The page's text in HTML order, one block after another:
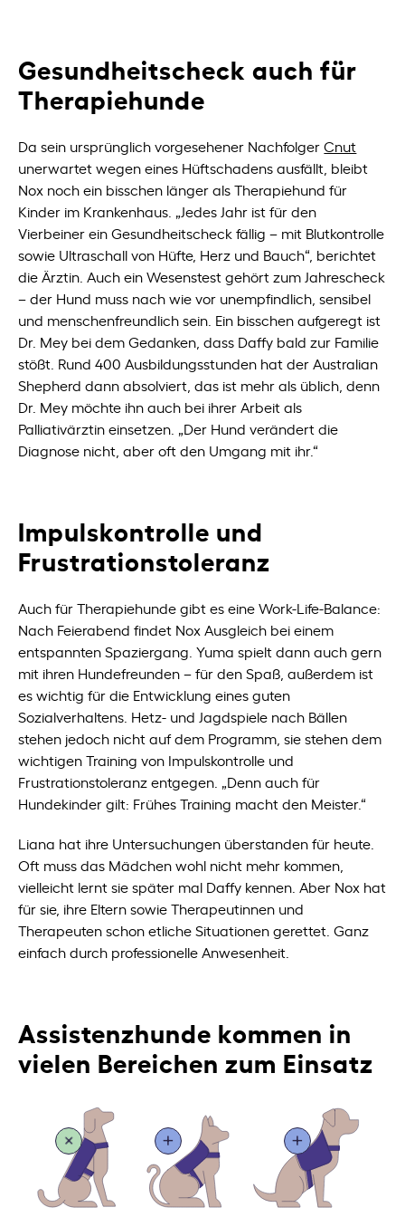
Gesundheitscheck auch für
Therapiehunde
Da sein ursprünglich vorgesehener NachfolgerCnut
unerwartet wegen eines Hüftschadens ausfällt, bleibt
Nox noch ein bisschen länger als Therapiehund für
Kinder im Krankenhaus. „Jedes Jahr ist für den
Vierbeiner ein Gesundheitscheck fällig – mit Blutkontrolle
sowie Ultraschall von Hüfte, Herz und Bauch“, berichtet
die Ärztin. Auch ein Wesenstest gehört zum Jahrescheck
– der Hund muss nach wie vor unempfindlich, sensibel
und menschenfreundlich sein. Ein bisschen aufgeregt ist
Dr. Mey bei dem Gedanken, dass Daffy bald zur Familie
stößt. Rund 400 Ausbildungsstunden hat der Australian
Shepherd dann absolviert, das ist mehr als üblich, denn
Dr. Mey möchte ihn auch bei ihrer Arbeit als
Palliativärztin einsetzen. „Der Hund verändert die
Diagnose nicht, aber oft den Umgang mit ihr.“
Impulskontrolle und
Frustrationstoleranz
Auch für Therapiehunde gibt es eine Work-Life-Balance:
Nach Feierabend findet Nox Ausgleich bei einem
entspannten Spaziergang. Yuma spielt dann auch gern
mit ihren Hundefreunden – für den Spaß, außerdem ist
es wichtig für die Entwicklung eines guten
Sozialverhaltens. Hetz- und Jagdspiele nach Bällen
stehen jedoch nicht auf dem Programm, sie stehen dem
wichtigen Training von Impulskontrolle und
Frustrationstoleranz entgegen. „Denn auch für
Hundekinder gilt: Frühes Training macht den Meister.“
Liana hat ihre Untersuchungen überstanden für heute.
Oft muss das Mädchen wohl nicht mehr kommen,
vielleicht lernt sie später mal Daffy kennen. Aber Nox hat
für sie, ihre Eltern sowie Therapeutinnen und
Therapeuten schon etliche Situationen gerettet. Ganz
einfach durch professionelle Anwesenheit.
Assistenzhunde kommen in
vielen Bereichen zum Einsatz